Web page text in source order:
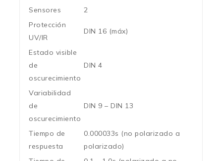
Sensores
2
Protección
UV/IR
DIN 16 (máx)
Estado visible
de
oscurecimiento
DIN 4
Variabilidad
de
oscurecimiento
DIN 9 – DIN 13
Tiempo de
respuesta
0.000033s (no polarizado a
polarizado)